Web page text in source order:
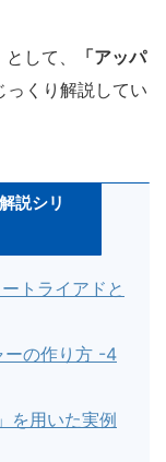
して、
「アッパ
っくり解説してい
説シリ
トライアドと
ーの作り方 -4
を用いた実例